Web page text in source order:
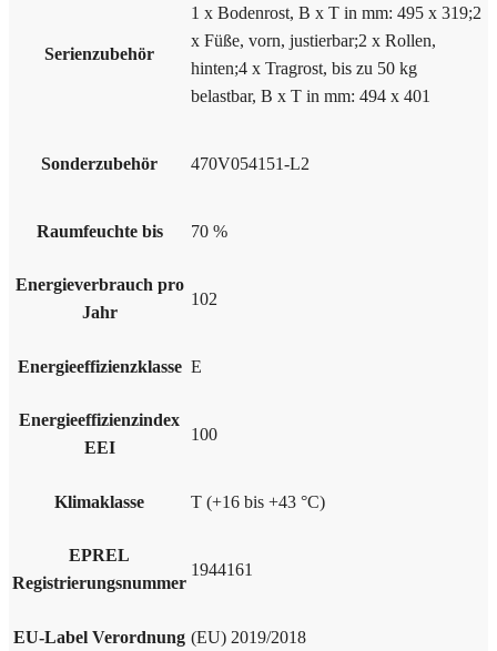
Serienzubehör
1 x Bodenrost, B x T in mm: 495 x 319;2
x Füße, vorn, justierbar;2 x Rollen,
hinten;4 x Tragrost, bis zu 50 kg
belastbar, B x T in mm: 494 x 401
Sonderzubehör 470V054151-L2
Raumfeuchte bis 70 %
Energieverbrauch pro
Jahr
102
Energieeffizienzklasse E
Energieeffizienzindex
EEI
100
Klimaklasse T (+16 bis +43 °C)
EPREL
Registrierungsnummer
1944161
EU-Label Verordnung (EU) 2019/2018